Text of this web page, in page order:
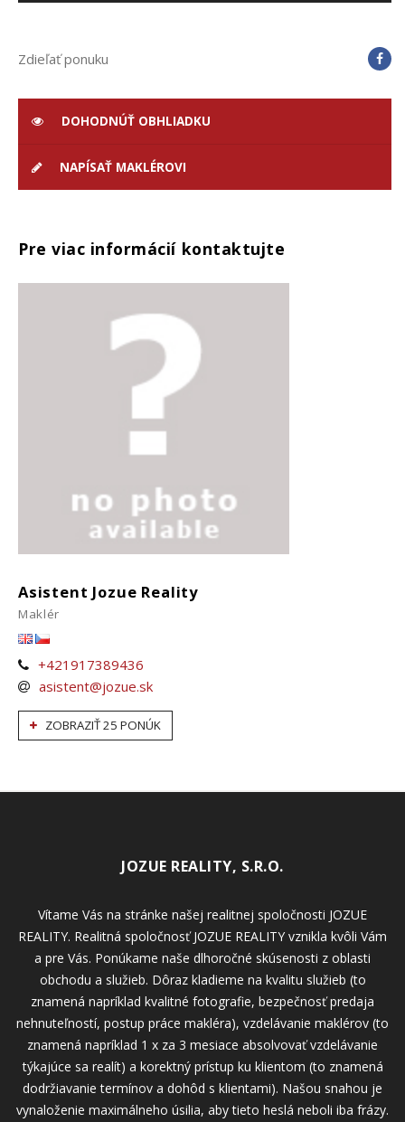
Zdieľať ponuku
DOHODNÚŤ OBHLIADKU
NAPÍSAŤ MAKLÉROVI
Pre viac informácií kontaktujte
Asistent Jozue Reality
Maklér
+421917389436
asistent@jozue.sk
ZOBRAZIŤ 25 PONÚK
JOZUE REALITY, S.R.O.
Vítame Vás na stránke našej realitnej spoločnosti JOZUE
REALITY. Realitná spoločnosť JOZUE REALITY vznikla kvôli Vám
a pre Vás. Ponúkame naše dlhoročné skúsenosti z oblasti
obchodu a služieb. Dôraz kladieme na kvalitu služieb (to
znamená napríklad kvalitné fotografie, bezpečnosť predaja
nehnuteľností, postup práce makléra), vzdelávanie maklérov (to
znamená napríklad 1 x za 3 mesiace absolvovať vzdelávanie
týkajúce sa realít) a korektný prístup ku klientom (to znamená
dodržiavanie termínov a dohôd s klientami). Našou snahou je
vynaloženie maximálneho úsilia, aby tieto heslá neboli iba frázy.